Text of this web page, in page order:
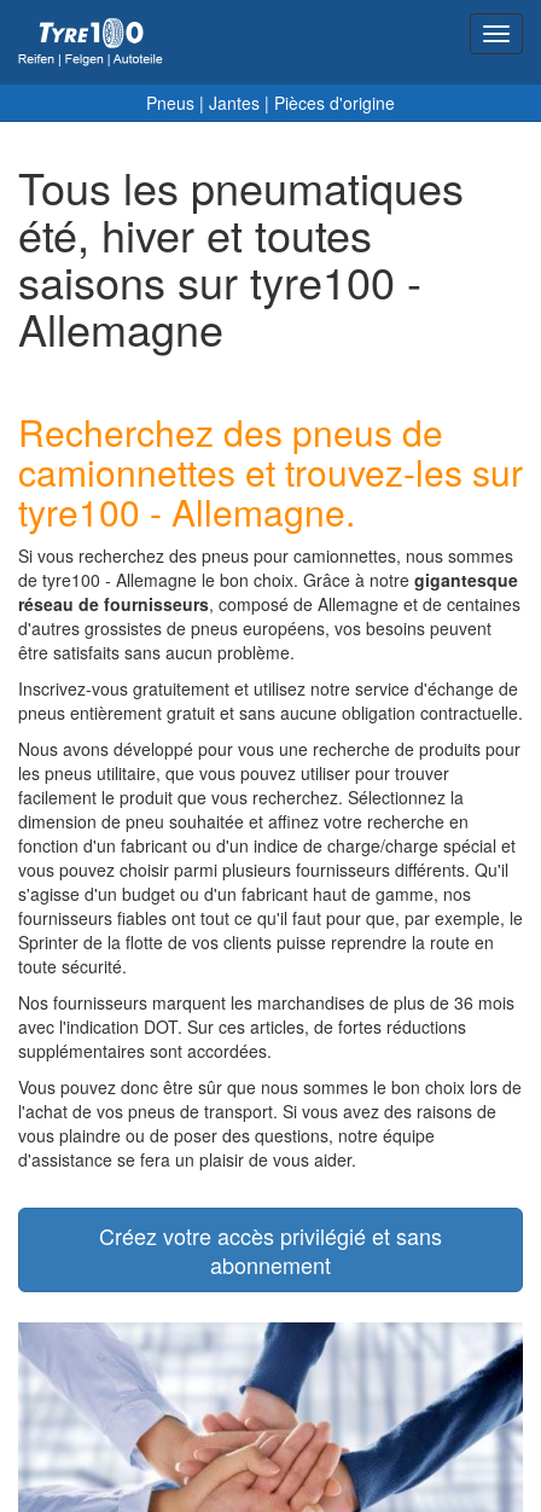
Pneus | Jantes | Pièces d'origine
Tous les pneumatiques
été, hiver et toutes
saisons sur tyre100 -
Allemagne
Recherchez des pneus de
camionnettes et trouvez-les sur
tyre100 - Allemagne.
Si vous recherchez des pneus pour camionnettes, nous sommes
de tyre100 - Allemagne le bon choix. Grâce à notre gigantesque
réseau de fournisseurs, composé de Allemagne et de centaines
d'autres grossistes de pneus européens, vos besoins peuvent
être satisfaits sans aucun problème.
Inscrivez-vous gratuitement et utilisez notre service d'échange de
pneus entièrement gratuit et sans aucune obligation contractuelle.
Nous avons développé pour vous une recherche de produits pour
les pneus utilitaire, que vous pouvez utiliser pour trouver
facilement le produit que vous recherchez. Sélectionnez la
dimension de pneu souhaitée et affinez votre recherche en
fonction d'un fabricant ou d'un indice de charge/charge spécial et
vous pouvez choisir parmi plusieurs fournisseurs différents. Qu'il
s'agisse d'un budget ou d'un fabricant haut de gamme, nos
fournisseurs fiables ont tout ce qu'il faut pour que, par exemple, le
Sprinter de la flotte de vos clients puisse reprendre la route en
toute sécurité.
Nos fournisseurs marquent les marchandises de plus de 36 mois
avec l'indication DOT. Sur ces articles, de fortes réductions
supplémentaires sont accordées.
Vous pouvez donc être sûr que nous sommes le bon choix lors de
l'achat de vos pneus de transport. Si vous avez des raisons de
vous plaindre ou de poser des questions, notre équipe
d'assistance se fera un plaisir de vous aider.
Créez votre accès privilégié et sans
abonnement